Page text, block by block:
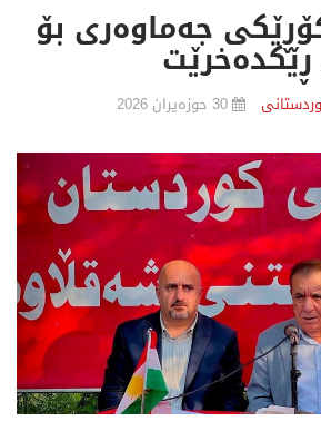
جەماوەری بۆ
ڕێکدەخرێت
30 حوزەیران 2026